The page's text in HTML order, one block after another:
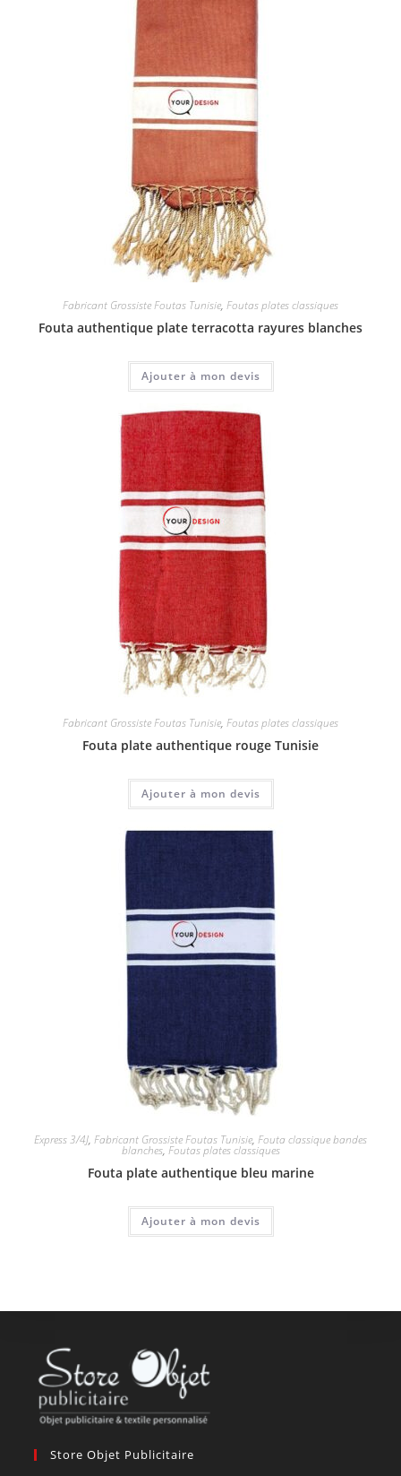
Fabricant Grossiste Foutas Tunisie, Foutas plates classiques
Fouta authentique plate terracotta rayures blanches
Ajouter à mon devis
Fabricant Grossiste Foutas Tunisie, Foutas plates classiques
Fouta plate authentique rouge Tunisie
Ajouter à mon devis
Express 3/4J, Fabricant Grossiste Foutas Tunisie, Fouta classique bandes
blanches, Foutas plates classiques
Fouta plate authentique bleu marine
Ajouter à mon devis
Store Objet Publicitaire